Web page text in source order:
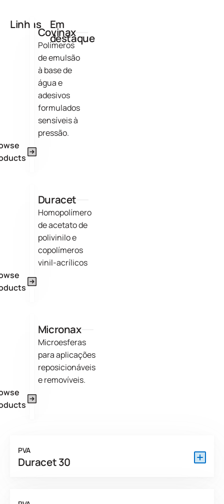
Linhas
Covinax
Polímeros
de emulsão
à base de
água e
adesivos
formulados
sensíveis à
pressão.
Duracet
Homopolímero
de acetato de
polivinilo e
copolímeros
vinil-acrílicos
Micronax
Microesferas
para aplicações
reposicionáveis
e removíveis.
Em
destaque
PVA
Duracet 30
de baixa viscosidade com peso molecular relativamente